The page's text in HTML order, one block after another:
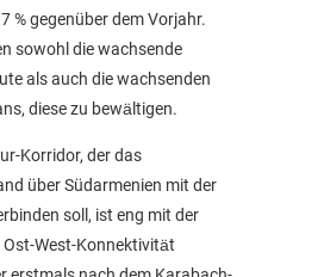
% gegenüber dem Vorjahr.
sowohl die wachsende
als auch die wachsenden
diese zu bewältigen.
Korridor, der das
über Südarmenien mit der
soll, ist eng mit der
West-Konnektivität